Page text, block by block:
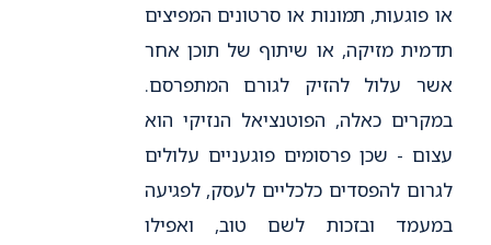
או פוגעות, תמונות או סרטונים המפיצים
תדמית מזיקה, או שיתוף של תוכן אחר
אשר עלול להזיק לגורם המתפרסם.
במקרים כאלה, הפוטנציאל הנזיקי הוא
עצום - שכן פרסומים פוגעניים עלולים
לגרום להפסדים כלכליים לעסק, לפגיעה
במעמד ובזכות לשם טוב, ואפילו